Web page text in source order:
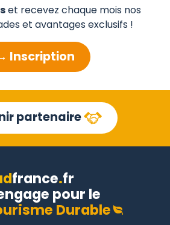
et recevez chaque mois nos
et avantages exclusifs !
Inscription
partenaire
france.fr
pour le
Durable